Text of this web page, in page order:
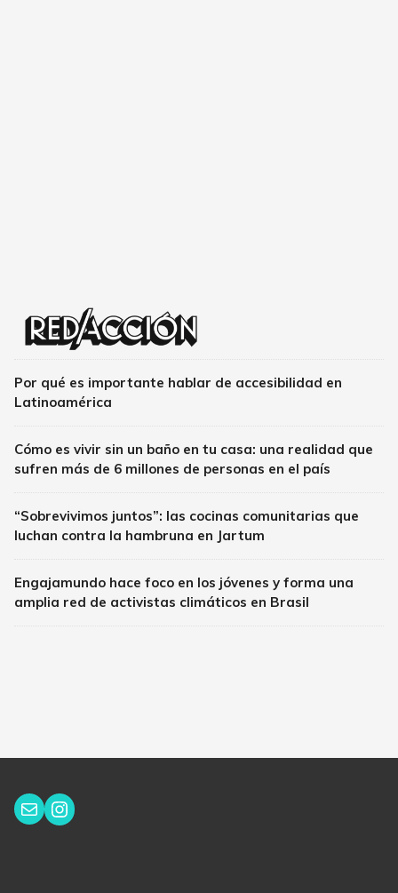
Por qué es importante hablar de accesibilidad en
Latinoamérica
Cómo es vivir sin un baño en tu casa: una realidad que
sufren más de 6 millones de personas en el país
“Sobrevivimos juntos”: las cocinas comunitarias que
luchan contra la hambruna en Jartum
Engajamundo hace foco en los jóvenes y forma una
amplia red de activistas climáticos en Brasil
Correo electrónico
Instagram